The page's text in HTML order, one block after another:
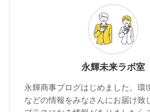
永輝未来ラボ室
永輝商事ブログはじめました。環
などの情報をみなさんにお届け致